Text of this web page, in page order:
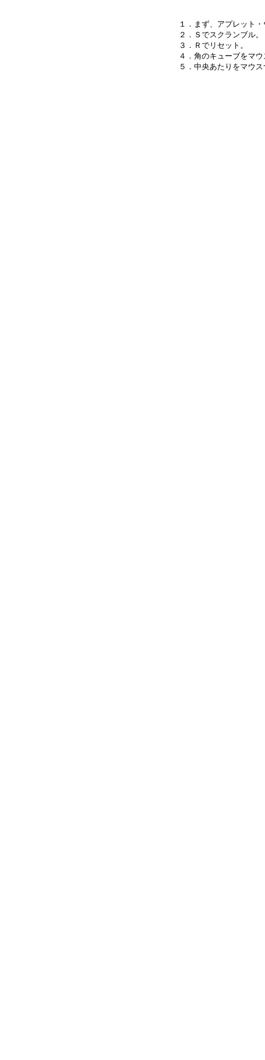
１．まず、アプレット
２．Ｓでスクランブル。
３．Ｒでリセット。
４．角のキューブをマ